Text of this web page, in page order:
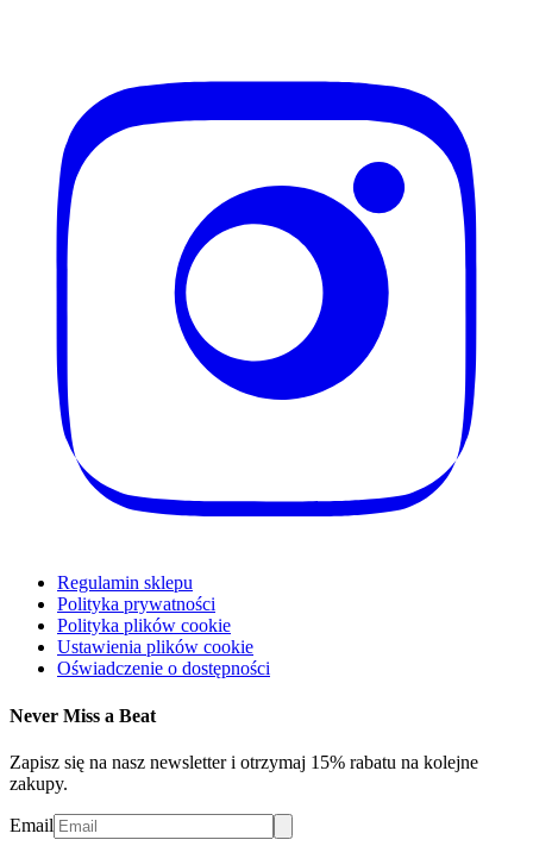
Regulamin sklepu
Polityka prywatności
Polityka plików cookie
Ustawienia plików cookie
Oświadczenie o dostępności
Never Miss a Beat
Zapisz się na nasz newsletter i otrzymaj 15% rabatu na kolejne
zakupy.
Email